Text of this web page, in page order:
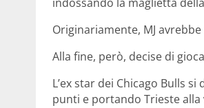
Originariamente, MJ
Alla fine, però, decise di
L’ex star dei Chicago Bulls
punti e portando Trieste